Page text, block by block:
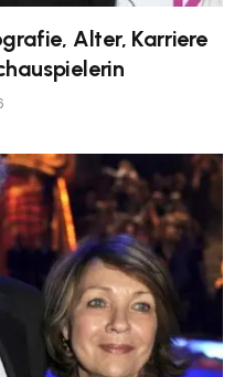
Alter, Karriere